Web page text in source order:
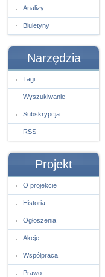
Analizy
Biuletyny
Narzędzia
Tagi
Wyszukiwanie
Subskrypcja
RSS
Projekt
O projekcie
Historia
Ogłoszenia
Akcje
Współpraca
Prawo